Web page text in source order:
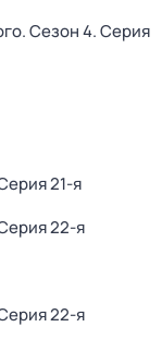
. Сезон 4. Серия
21-я
22-я
22-я